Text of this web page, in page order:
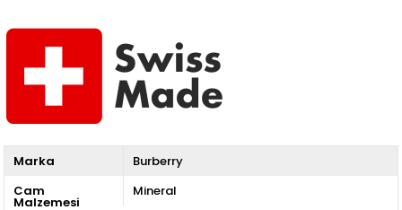
Marka
Burberry
Cam
Malzemesi
Mineral